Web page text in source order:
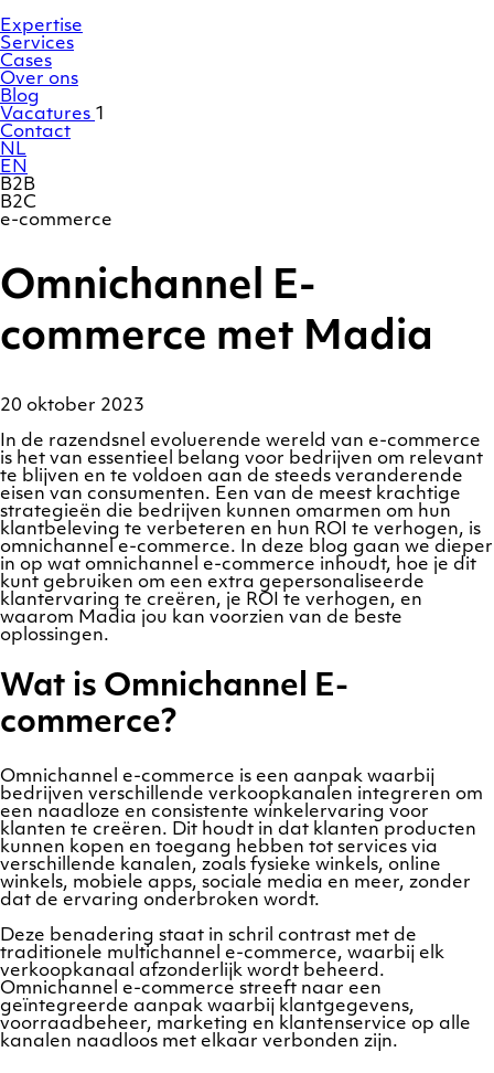
naar
de
inhoud
Expertise
Services
Cases
Over ons
Blog
Vacatures 1
Contact
NL
EN
B2B
B2C
e-commerce
Omnichannel E-
commerce met Madia
20 oktober 2023
In de razendsnel evoluerende wereld van e-commerce
is het van essentieel belang voor bedrijven om relevant
te blijven en te voldoen aan de steeds veranderende
eisen van consumenten. Een van de meest krachtige
strategieën die bedrijven kunnen omarmen om hun
klantbeleving te verbeteren en hun ROI te verhogen, is
omnichannel e-commerce. In deze blog gaan we dieper
in op wat omnichannel e-commerce inhoudt, hoe je dit
kunt gebruiken om een extra gepersonaliseerde
klantervaring te creëren, je ROI te verhogen, en
waarom Madia jou kan voorzien van de beste
oplossingen.
Wat is Omnichannel E-
commerce?
Omnichannel e-commerce is een aanpak waarbij
bedrijven verschillende verkoopkanalen integreren om
een naadloze en consistente winkelervaring voor
klanten te creëren. Dit houdt in dat klanten producten
kunnen kopen en toegang hebben tot services via
verschillende kanalen, zoals fysieke winkels, online
winkels, mobiele apps, sociale media en meer, zonder
dat de ervaring onderbroken wordt.
Deze benadering staat in schril contrast met de
traditionele multichannel e-commerce, waarbij elk
verkoopkanaal afzonderlijk wordt beheerd.
Omnichannel e-commerce streeft naar een
geïntegreerde aanpak waarbij klantgegevens,
voorraadbeheer, marketing en klantenservice op alle
kanalen naadloos met elkaar verbonden zijn.